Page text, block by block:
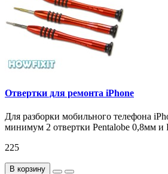
Отвертки для ремонта iPhone
Для разборки мобильного телефона
минимум 2 отвертки Pentalobe 0,8мм и
225
В корзину